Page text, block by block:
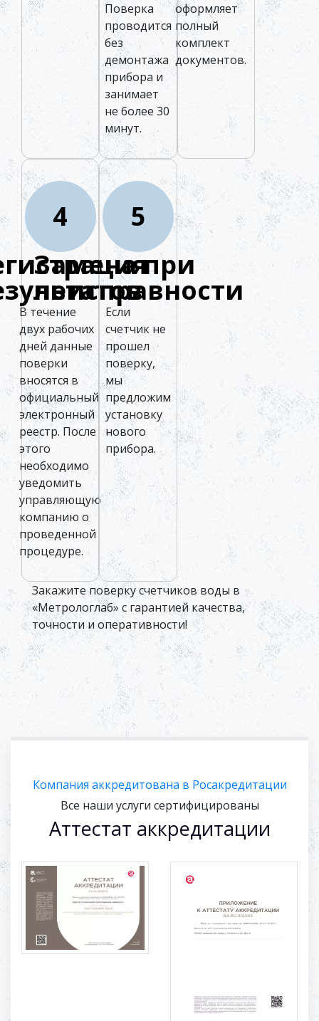
Поверка
проводится
без
демонтажа
прибора и
занимает
не более 30
минут.
оформляет
полный
комплект
документов.
4
В течение
двух рабочих
дней данные
поверки
вносятся в
официальный
электронный
реестр. После
этого
необходимо
уведомить
управляющую
компанию о
проведенной
процедуре.
5
Замена при
неисправности
Если
счетчик не
прошел
поверку,
мы
предложим
установку
нового
прибора.
Закажите поверку счетчиков воды в
«Метрологлаб» с гарантией качества,
точности и оперативности!
Компания аккредитована в Росакредитации
Все наши услуги сертифицированы
Аттестат аккредитации